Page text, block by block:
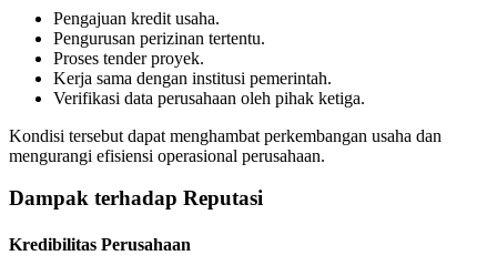
Pengajuan kredit usaha.
Pengurusan perizinan tertentu.
Proses tender proyek.
Kerja sama dengan institusi pemerintah.
Verifikasi data perusahaan oleh pihak ketiga.
Kondisi tersebut dapat menghambat perkembangan usaha dan
mengurangi efisiensi operasional perusahaan.
Dampak terhadap Reputasi
Kredibilitas Perusahaan